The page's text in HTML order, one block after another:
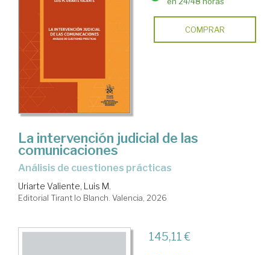
COMPRAR
La intervención judicial de las
comunicaciones
Análisis de cuestiones prácticas
Uriarte Valiente, Luis M.
Editorial Tirant lo Blanch. Valencia, 2026
145,11 €